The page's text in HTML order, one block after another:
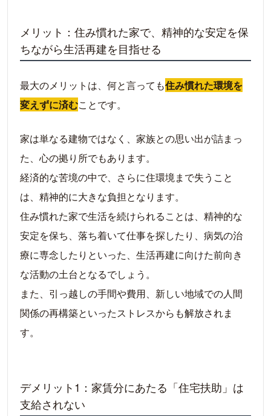
メリット：住み慣れた家で、精神的な安定を保
ちながら生活再建を目指せる
最大のメリットは、何と言っても住み慣れた環境を
変えずに済むことです。
家は単なる建物ではなく、家族との思い出が詰まっ
た、心の拠り所でもあります。
経済的な苦境の中で、さらに住環境まで失うこと
は、精神的に大きな負担となります。
住み慣れた家で生活を続けられることは、精神的な
安定を保ち、落ち着いて仕事を探したり、病気の治
療に専念したりといった、生活再建に向けた前向き
な活動の土台となるでしょう。
また、引っ越しの手間や費用、新しい地域での人間
関係の再構築といったストレスからも解放されま
す。
デメリット1：家賃分にあたる「住宅扶助」は
支給されない